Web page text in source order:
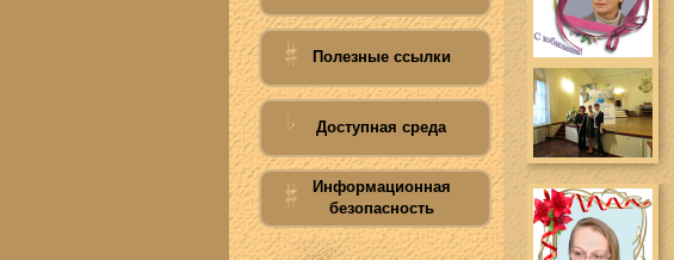
Полезные ссылки
Доступная среда
Информационная
безопасность